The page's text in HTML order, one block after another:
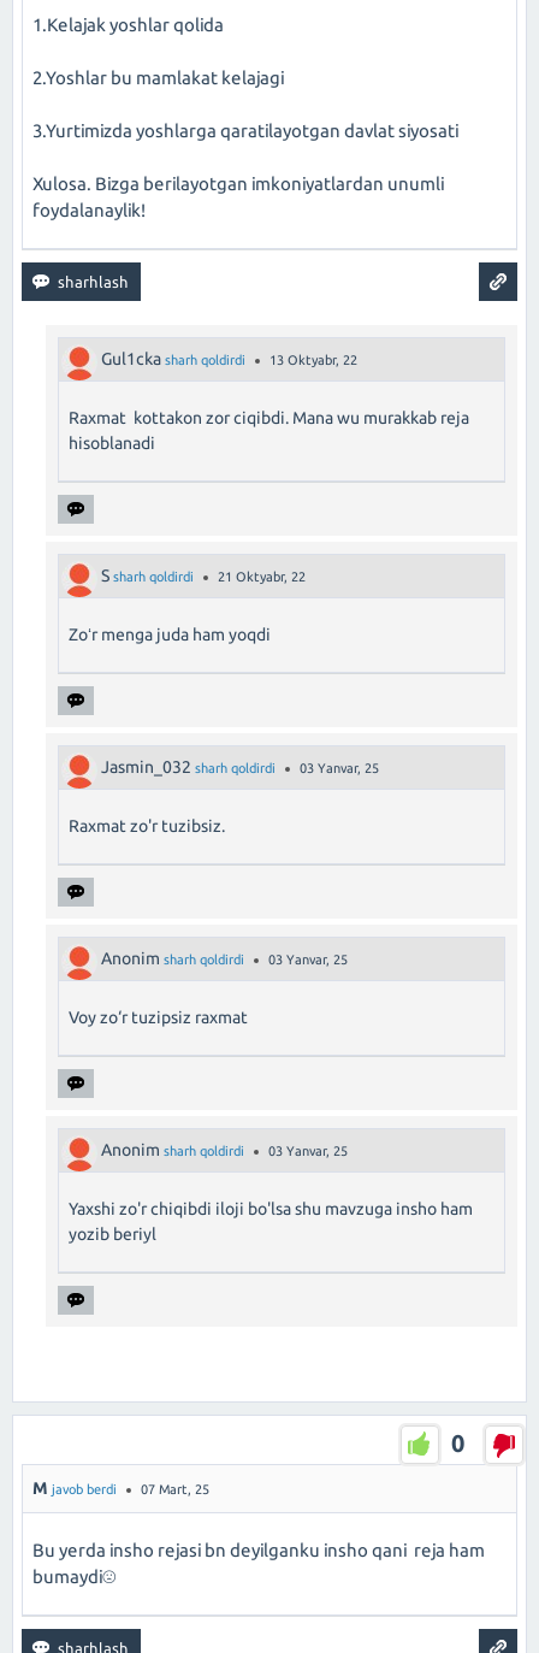
1.Kelajak yoshlar qolida
2.Yoshlar bu mamlakat kelajagi
3.Yurtimizda yoshlarga qaratilayotgan davlat siyosati
Xulosa. Bizga berilayotgan imkoniyatlardan unumli
foydalanaylik!
Gul1cka sharh qoldirdi 13 Oktyabr, 22
Raxmat kottakon zor ciqibdi. Mana wu murakkab reja
hisoblanadi
S sharh qoldirdi 21 Oktyabr, 22
Zoʻr menga juda ham yoqdi
Jasmin_032 sharh qoldirdi 03 Yanvar, 25
Raxmat zo'r tuzibsiz.
Anonim sharh qoldirdi 03 Yanvar, 25
Voy zo‘r tuzipsiz raxmat
Anonim sharh qoldirdi 03 Yanvar, 25
Yaxshi zo'r chiqibdi iloji bo'lsa shu mavzuga insho ham
yozib beriyl
0
M javob berdi 07 Mart, 25
Bu yerda insho rejasi bn deyilganku insho qani reja ham
bumaydi☹️